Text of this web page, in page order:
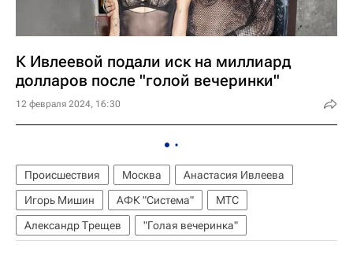
К Ивлеевой подали иск на миллиард
долларов после "голой вечеринки"
12 февраля 2024, 16:30
Происшествия Москва
Анастасия Ивлеева
Игорь Мишин
АФК "Система"
МТС
Александр Трещев
"Голая вечеринка"